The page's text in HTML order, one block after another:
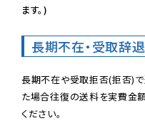
ます。)
長期不在・受取辞
長期不在や受取拒否(拒否)
た場合往復の送料を実費金
ください。